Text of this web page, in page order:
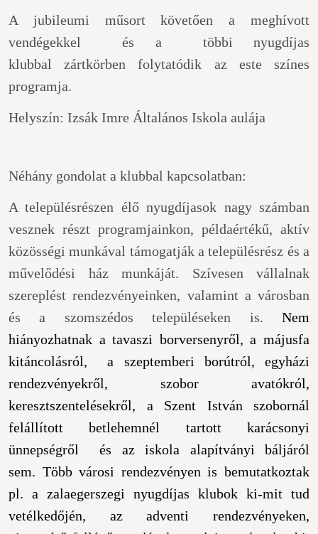
A jubileumi műsort követően a meghívott
vendégekkel és a többi nyugdíjas
klubbal zártkörben folytatódik az este színes
programja.
Helyszín: Izsák Imre Általános Iskola aulája
Néhány gondolat a klubbal kapcsolatban:
A településrészen élő nyugdíjasok nagy számban
vesznek részt programjainkon, példaértékű, aktív
közösségi munkával támogatják a településrész és a
művelődési ház munkáját. Szívesen vállalnak
szereplést rendezvényeinken, valamint a városban
és a szomszédos településeken is. Nem
hiányozhatnak a tavaszi borversenyről, a májusfa
kitáncolásról, a szeptemberi borútról, egyházi
rendezvényekről, szobor avatókról,
keresztszentelésekről, a Szent István szobornál
felállított betlehemnél tartott karácsonyi
ünnepségről és az iskola alapítványi báljáról
sem. Több városi rendezvényen is bemutatkoztak
pl. a zalaegerszegi nyugdíjas klubok ki-mit tud
vetélkedőjén, az adventi rendezvényeken,